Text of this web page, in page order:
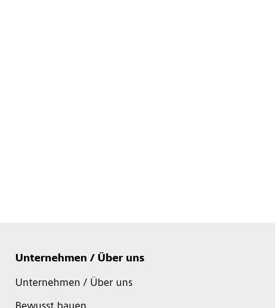
Unternehmen / Über uns
Unternehmen / Über uns